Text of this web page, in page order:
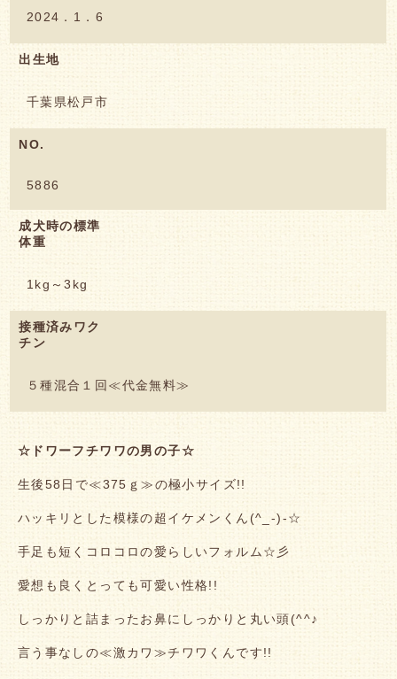
2024．1．6
出生地
千葉県松戸市
NO.
5886
成犬時の標準
体重
1kg～3kg
接種済みワク
チン
５種混合１回≪代金無料≫
☆ドワーフチワワの男の子☆
生後58日で≪375ｇ≫の極小サイズ!!
ハッキリとした模様の超イケメンくん(^_-)-☆
手足も短くコロコロの愛らしいフォルム☆彡
愛想も良くとっても可愛い性格!!
しっかりと詰まったお鼻にしっかりと丸い頭(^^♪
言う事なしの≪激カワ≫チワワくんです!!